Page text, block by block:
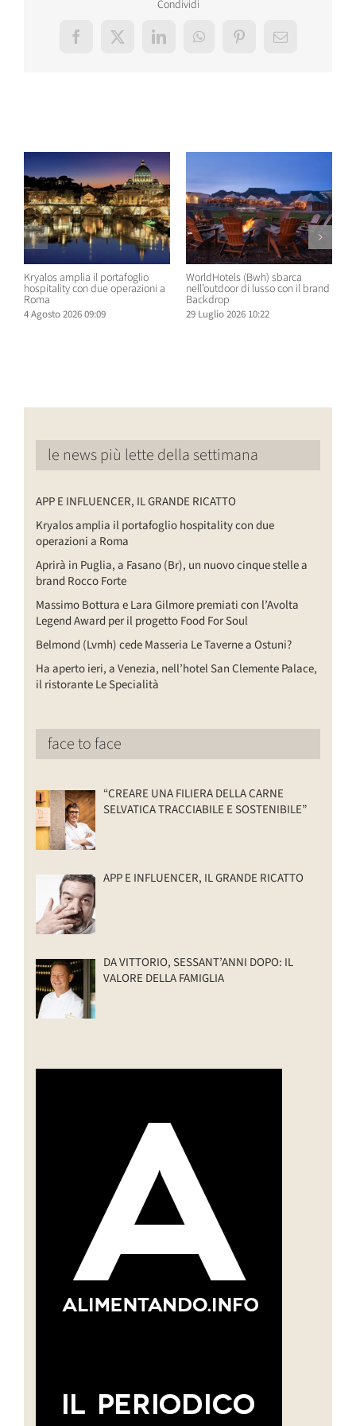
Condividi
Facebook
X LinkedInWhatsAppPinterestEmail
Kryalos amplia il portafoglio
hospitality con due operazioni a
Roma
4 Agosto 2026 09:09
WorldHotels (Bwh) sbarca
nell’outdoor di lusso con il brand
Backdrop
29 Luglio 2026 10:22
le news più lette della settimana
APP E INFLUENCER, IL GRANDE RICATTO
Kryalos amplia il portafoglio hospitality con due
operazioni a Roma
Aprirà in Puglia, a Fasano (Br), un nuovo cinque stelle a
brand Rocco Forte
Massimo Bottura e Lara Gilmore premiati con l’Avolta
Legend Award per il progetto Food For Soul
Belmond (Lvmh) cede Masseria Le Taverne a Ostuni?
Ha aperto ieri, a Venezia, nell’hotel San Clemente Palace,
il ristorante Le Specialità
face to face
“CREARE UNA FILIERA DELLA CARNE
SELVATICA TRACCIABILE E SOSTENIBILE”
APP E INFLUENCER, IL GRANDE RICATTO
DA VITTORIO, SESSANT’ANNI DOPO: IL
VALORE DELLA FAMIGLIA